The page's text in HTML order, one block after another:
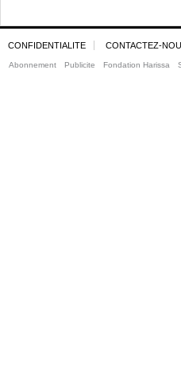
CONFIDENTIALITE CONTACTEZ-
Abonnement Publicite Fondation Harissa